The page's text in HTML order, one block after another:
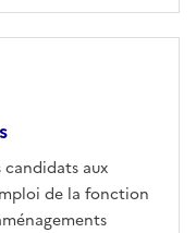
aux
de la fonction